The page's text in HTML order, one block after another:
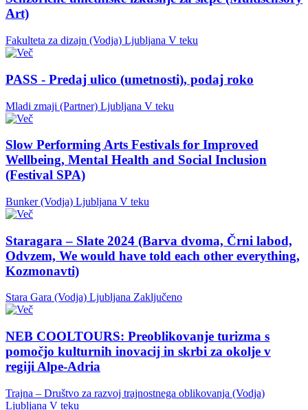
Art)
Fakulteta za dizajn (Vodja) Ljubljana V teku
PASS - Predaj ulico (umetnosti), podaj roko
Mladi zmaji (Partner) Ljubljana V teku
Slow Performing Arts Festivals for Improved
Wellbeing, Mental Health and Social Inclusion
(Festival SPA)
Bunker (Vodja) Ljubljana V teku
Staragara – Slate 2024 (Barva dvoma, Črni labod,
Odvzem, We would have told each other everything,
Kozmonavti)
Stara Gara (Vodja) Ljubljana Zaključeno
NEB COOLTOURS: Preoblikovanje turizma s
pomočjo kulturnih inovacij in skrbi za okolje v
regiji Alpe-Adria
Trajna – Društvo za razvoj trajnostnega oblikovanja (Vodja)
Ljubljana V teku